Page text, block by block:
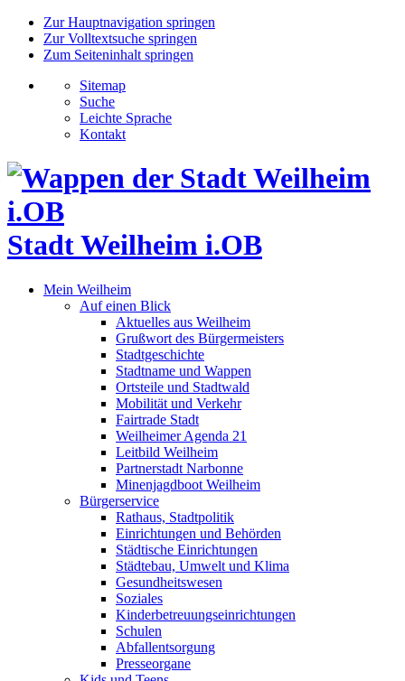
Zur Hauptnavigation springen
Zur Volltextsuche springen
Zum Seiteninhalt springen
Sitemap
Suche
Leichte Sprache
Kontakt
Stadt Weilheim i.OB
Mein Weilheim
Auf einen Blick
Aktuelles aus Weilheim
Grußwort des Bürgermeisters
Stadtgeschichte
Stadtname und Wappen
Ortsteile und Stadtwald
Mobilität und Verkehr
Fairtrade Stadt
Weilheimer Agenda 21
Leitbild Weilheim
Partnerstadt Narbonne
Minenjagdboot Weilheim
Bürgerservice
Rathaus, Stadtpolitik
Einrichtungen und Behörden
Städtische Einrichtungen
Städtebau, Umwelt und Klima
Gesundheitswesen
Soziales
Kinderbetreuungseinrichtungen
Schulen
Abfallentsorgung
Presseorgane